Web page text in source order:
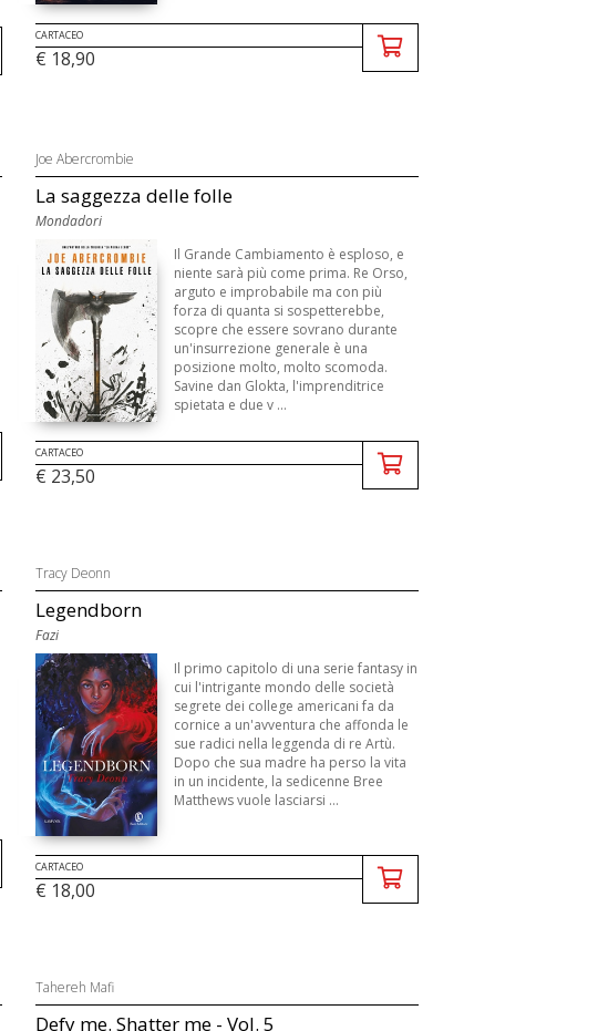
CARTACEO
€ 18,90
Joe Abercrombie
La saggezza delle folle
Mondadori
Il Grande Cambiamento è esploso, e
niente sarà più come prima. Re Orso,
arguto e improbabile ma con più
forza di quanta si sospetterebbe,
scopre che essere sovrano durante
un'insurrezione generale è una
posizione molto, molto scomoda.
Savine dan Glokta, l'imprenditrice
spietata e due v ...
CARTACEO
€ 23,50
Tracy Deonn
Legendborn
Fazi
Il primo capitolo di una serie fantasy in
cui l'intrigante mondo delle società
segrete dei college americani fa da
cornice a un'avventura che affonda le
sue radici nella leggenda di re Artù.
Dopo che sua madre ha perso la vita
in un incidente, la sedicenne Bree
Matthews vuole lasciarsi ...
CARTACEO
€ 18,00
Tahereh Mafi
Defy me. Shatter me - Vol. 5